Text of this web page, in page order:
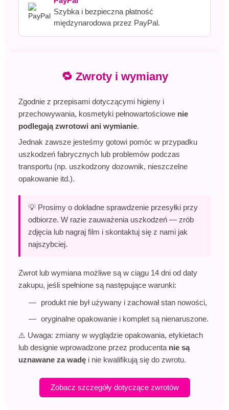
Szybka i bezpieczna płatność
międzynarodowa przez PayPal.
🔁 Zwroty i wymiany
Zgodnie z przepisami dotyczącymi higieny i
przechowywania, kosmetyki pełnowartościowe nie
podlegają zwrotowi ani wymianie.
Jednak zawsze jesteśmy gotowi pomóc w przypadku
uszkodzeń fabrycznych lub problemów podczas
transportu (np. uszkodzony dozownik, nieszczelne
opakowanie itd.).
💡 Prosimy o dokładne sprawdzenie przesyłki przy
odbiorze. W razie zauważenia uszkodzeń — zrób
zdjęcia lub nagraj film i skontaktuj się z nami jak
najszybciej.
Zwrot lub wymiana możliwe są w ciągu 14 dni od daty
zakupu, jeśli spełnione są następujące warunki:
produkt nie był używany i zachował stan nowości,
oryginalne opakowanie i komplet są nienaruszone.
⚠️ Uwaga: zmiany w wyglądzie opakowania, etykietach
lub designie wprowadzone przez producenta nie są
uznawane za wadę i nie kwalifikują się do zwrotu.
Zobacz szczegóły dotyczące zwrotów